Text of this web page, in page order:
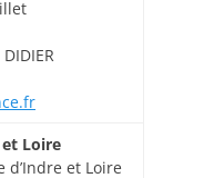
et Loire
d’Indre et Loire